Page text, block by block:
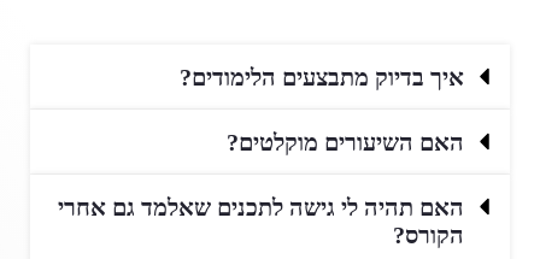
איך בדיוק מתבצעים הלימודים?
האם השיעורים מוקלטים?
האם תהיה לי גישה לתכנים שאלמד גם אחרי
הקורס?